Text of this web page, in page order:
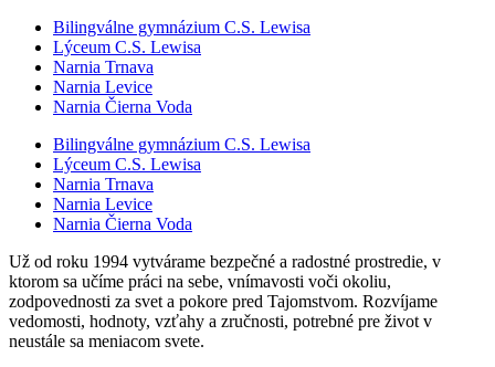
Bilingválne gymnázium C.S. Lewisa
Lýceum C.S. Lewisa
Narnia Trnava
Narnia Levice
Narnia Čierna Voda
Bilingválne gymnázium C.S. Lewisa
Lýceum C.S. Lewisa
Narnia Trnava
Narnia Levice
Narnia Čierna Voda
Už od roku 1994 vytvárame bezpečné a radostné prostredie, v
ktorom sa učíme práci na sebe, vnímavosti voči okoliu,
zodpovednosti za svet a pokore pred Tajomstvom. Rozvíjame
vedomosti, hodnoty, vzťahy a zručnosti, potrebné pre život v
neustále sa meniacom svete.